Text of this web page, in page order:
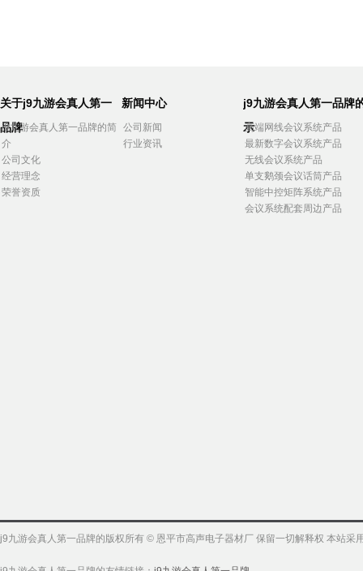
关于j9九游会真人第一
品牌
j9九游会真人第一品牌的简
介
公司文化
经营理念
荣誉资质
新闻中心
公司新闻
行业资讯
j9九游会真人第一品牌
示
高端网线会议系统产品
最新数字会议系统产品
无线会议系统产品
单支鹅颈会议话筒产品
智能中控矩阵系统产品
会议系统配套周边产品
j9九游会真人第一品牌的版权所有 © 恩平市高声电子器材厂 保留一切解释权 本站采